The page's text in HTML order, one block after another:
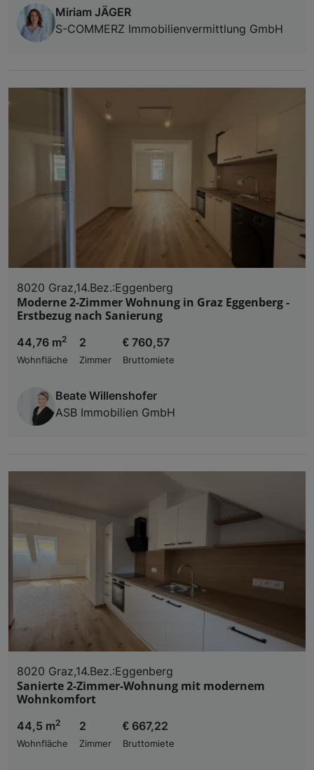
Miriam JÄGER
S-COMMERZ Immobilienvermittlung GmbH
8020 Graz,14.Bez.:Eggenberg
Moderne 2-Zimmer Wohnung in Graz Eggenberg -
Erstbezug nach Sanierung
44,76 m2
Wohnfläche
2
Zimmer
€ 760,57
Bruttomiete
Beate Willenshofer
ASB Immobilien GmbH
8020 Graz,14.Bez.:Eggenberg
Sanierte 2-Zimmer-Wohnung mit modernem
Wohnkomfort
44,5 m2
Wohnfläche
2
Zimmer
€ 667,22
Bruttomiete